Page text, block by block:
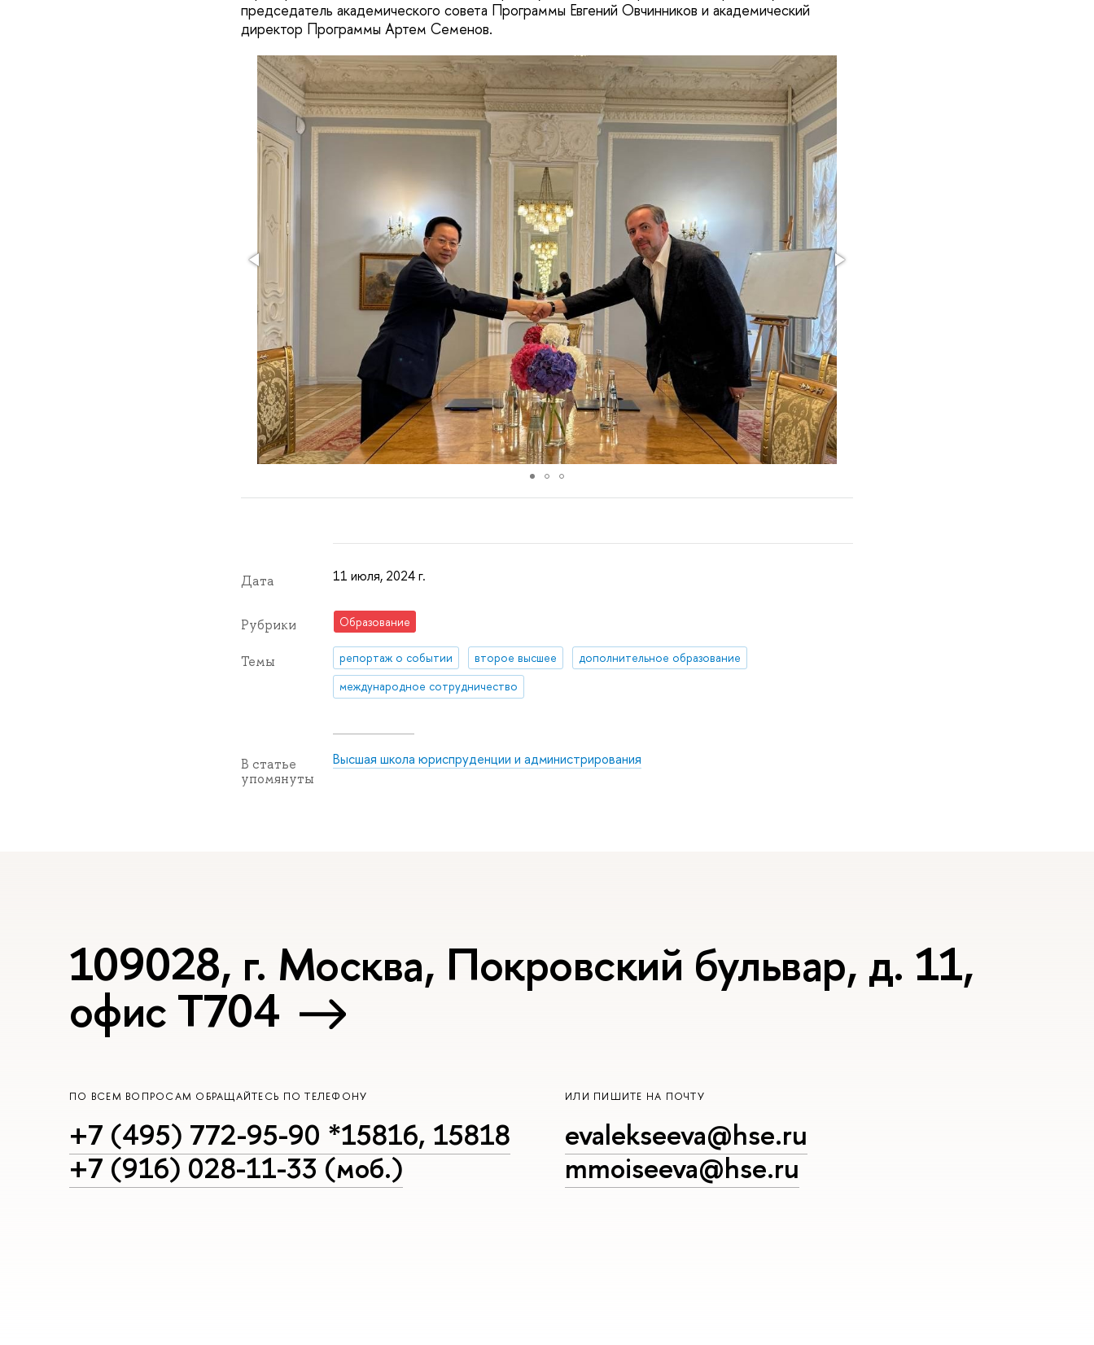
председатель академического совета Программы Евгений Овчинников и академический
директор Программы Артем Семенов.
Дата 11 июля, 2024 г.
Рубрики Образование
Темы репортаж о событии второе высшее
дополнительное образование
международное сотрудничество
В статье
упомянуты
Высшая школа юриспруденции и администрирования
109028, г. Москва, Покровский бульвар, д. 11,
офис Т704
ПО ВСЕМ ВОПРОСАМ ОБРАЩАЙТЕСЬ ПО ТЕЛЕФОНУ
+7 (495) 772-95-90 *15816, 15818
+7 (916) 028-11-33 (моб.)
ИЛИ ПИШИТЕ НА ПОЧТУ
evalekseeva@hse.ru
mmoiseeva@hse.ru